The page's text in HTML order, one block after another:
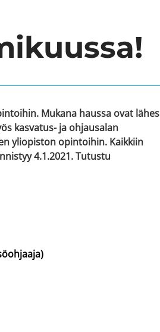
Mukana haussa ovat lähes
kasvatus- ja ohjausalan
yliopiston opintoihin. Kaikkiin
4.1.2021. Tutustu